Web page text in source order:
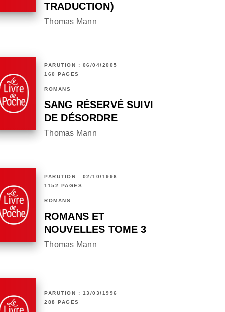
TRADUCTION)
Thomas Mann
PARUTION : 06/04/2005
160 PAGES
ROMANS
SANG RÉSERVÉ SUIVI
DE DÉSORDRE
Thomas Mann
PARUTION : 02/10/1996
1152 PAGES
ROMANS
ROMANS ET
NOUVELLES TOME 3
Thomas Mann
PARUTION : 13/03/1996
288 PAGES